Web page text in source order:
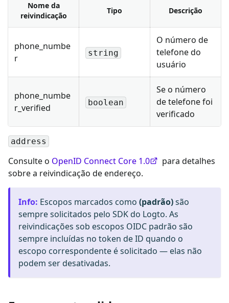
Nome da
reivindicação
Tipo Descrição
phone_numbe
r
string
O número de
telefone do
usuário
phone_numbe
r_verified
boolean
Se o número
de telefone foi
verificado
address
Consulte o OpenID Connect Core 1.0
para detalhes
sobre a reivindicação de endereço.
Info: Escopos marcados como (padrão)são
sempre solicitados pelo SDK do Logto. As
reivindicações sob escopos OIDC padrão são
sempre incluídas no token de ID quando o
escopo correspondente é solicitado — elas não
podem ser desativadas.